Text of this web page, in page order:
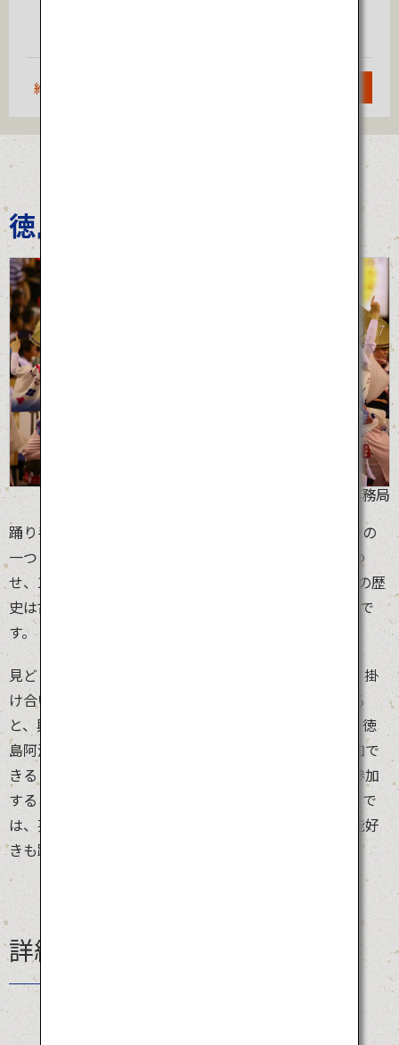
約1時間20分
徳島阿波おどり
©阿波おどり未来へつなぐ実行委員会事務局
踊り手30万人、観客130万人を集める、日本最大の祭りの
一つ「徳島阿波おどり」。陽気なお囃子の生演奏に合わ
せ、1,000組もの連（チーム）が熱狂的に踊ります。その歴
史は古く、400年ほど前から続く地域の盆踊りがベースで
す。
見どころは桟敷席から見る有名連の一糸乱れぬ踊りと、掛
け合いのライブ感。数千人が一度に踊る総踊りが始まる
と、興奮は最高潮に達します。見るだけではないのが、徳
島阿波おどりの楽しいところ。観光客も飛び入りで参加で
きる「にわか連」や街頭で盛り上がる乱舞に、誰でも参加
することができます。昼間にホールで行われる舞台踊りで
は、芸術としての阿波踊りを堪能することも。伝統芸能好
きも踊り好きもフェス好きも、みんな大集合！
詳細情報